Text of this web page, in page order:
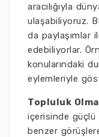
aracılığıyla
ulaşabiliyoruz.
da paylaşımlar
edebiliyorlar.
konularındaki
eylemleriyle
Topluluk
içerisinde güçlü
benzer